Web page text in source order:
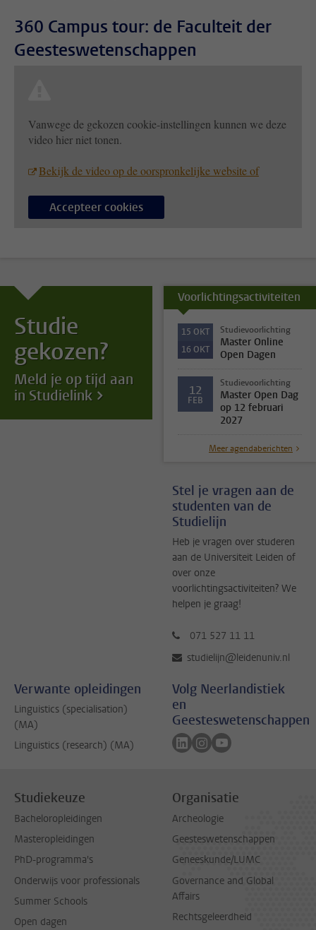
360 Campus tour: de Faculteit der
Geesteswetenschappen
Vanwege de gekozen cookie-instellingen kunnen we deze
video hier niet tonen.
Bekijk de video op de oorspronkelijke website of
Accepteer cookies
Studie
gekozen?
Meld je op tijd aan
in Studielink
Voorlichtingsactiviteiten
15 OKT
16 OKT
Studievoorlichting
Master Online
Open Dagen
12
FEB
Studievoorlichting
Master Open Dag
op 12 februari
2027
Meer agendaberichten
Stel je vragen aan de
studenten van de
Studielijn
Heb je vragen over studeren
aan de Universiteit Leiden of
over onze
voorlichtingsactiviteiten? We
helpen je graag!
071 527 11 11
studielijn@leidenuniv.nl
Verwante opleidingen
Linguistics (specialisation)
(MA)
Linguistics (research) (MA)
Volg Neerlandistiek
en
Geesteswetenschappen
Volg ons op linkedin
Volg ons op instagram
Volg ons op
Studiekeuze
Bacheloropleidingen
Masteropleidingen
PhD-programma's
Onderwijs voor professionals
Summer Schools
Open dagen
Organisatie
Archeologie
Geesteswetenschappen
Geneeskunde/LUMC
Governance and Global
Affairs
Rechtsgeleerdheid